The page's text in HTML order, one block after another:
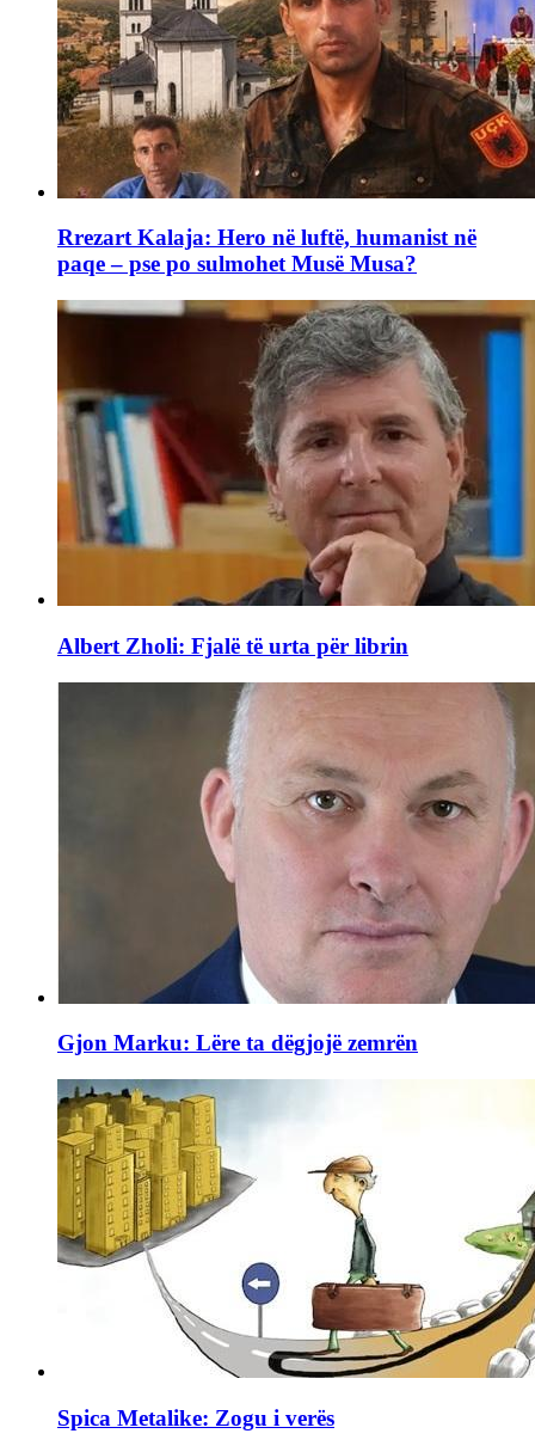
Rrezart Kalaja: Hero në luftë, humanist në
paqe – pse po sulmohet Musë Musa?
Albert Zholi: Fjalë të urta për librin
Gjon Marku: Lëre ta dëgjojë zemrën
Spica Metalike: Zogu i verës